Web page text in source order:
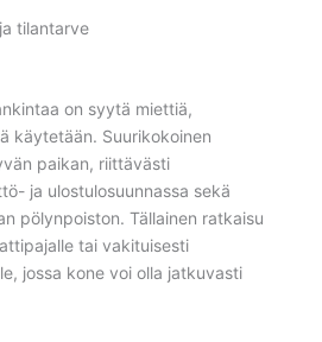
tilantarve
on syytä miettiä,
käytetään. Suurikokoinen
paikan, riittävästi
ja ulostulosuunnassa sekä
pölynpoiston. Tällainen ratkaisu
tai vakituisesti
jossa kone voi olla jatkuvasti